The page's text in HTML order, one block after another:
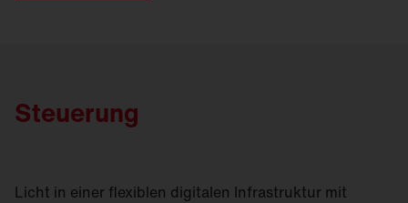
Steuerung
Licht in einer flexiblen digitalen Infrastruktur mit